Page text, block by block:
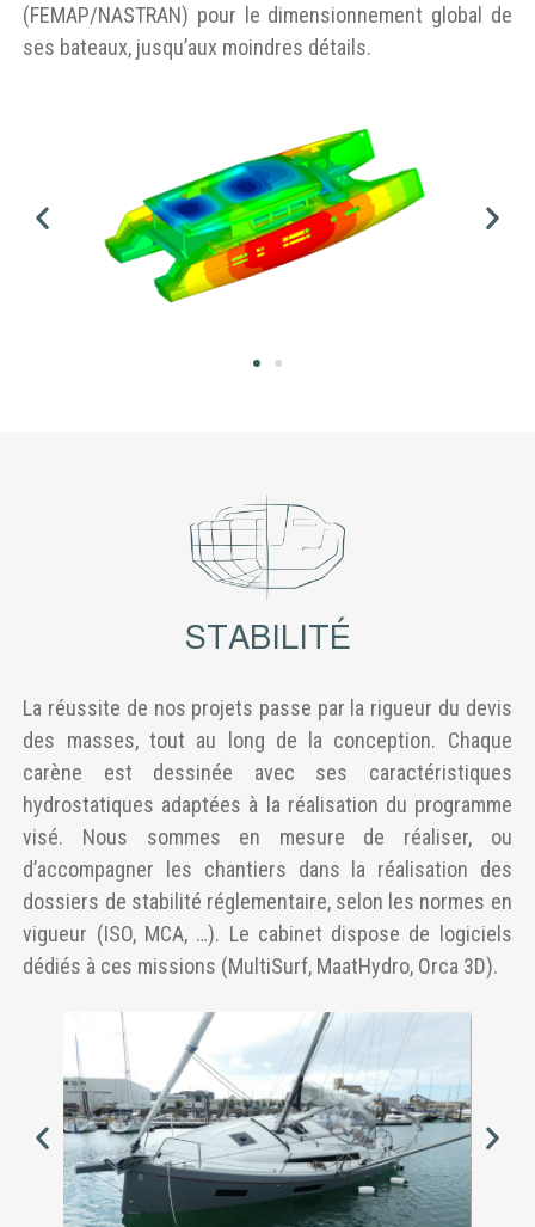
(FEMAP/NASTRAN) pour le dimensionnement global de
ses bateaux, jusqu’aux moindres détails.
STABILITÉ
La réussite de nos projets passe par la rigueur du devis
des masses, tout au long de la conception. Chaque
carène est dessinée avec ses caractéristiques
hydrostatiques adaptées à la réalisation du programme
visé. Nous sommes en mesure de réaliser, ou
d’accompagner les chantiers dans la réalisation des
dossiers de stabilité réglementaire, selon les normes en
vigueur (ISO, MCA, …). Le cabinet dispose de logiciels
dédiés à ces missions (MultiSurf, MaatHydro, Orca 3D).